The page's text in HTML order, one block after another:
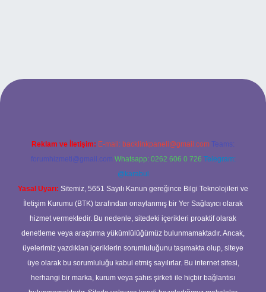
Reklam ve İletişim: E-mail: backlinkpaneli@gmail.com Teams:
forumhizmeti@gmail.com Whatsapp: 0262 606 0 726 Telegram:
@karabul
Yasal Uyarı: Sitemiz, 5651 Sayılı Kanun gereğince Bilgi Teknolojileri ve
İletişim Kurumu (BTK) tarafından onaylanmış bir Yer Sağlayıcı olarak
hizmet vermektedir. Bu nedenle, sitedeki içerikleri proaktif olarak
denetleme veya araştırma yükümlülüğümüz bulunmamaktadır. Ancak,
üyelerimiz yazdıkları içeriklerin sorumluluğunu taşımakta olup, siteye
üye olarak bu sorumluluğu kabul etmiş sayılırlar. Bu internet sitesi,
herhangi bir marka, kurum veya şahıs şirketi ile hiçbir bağlantısı